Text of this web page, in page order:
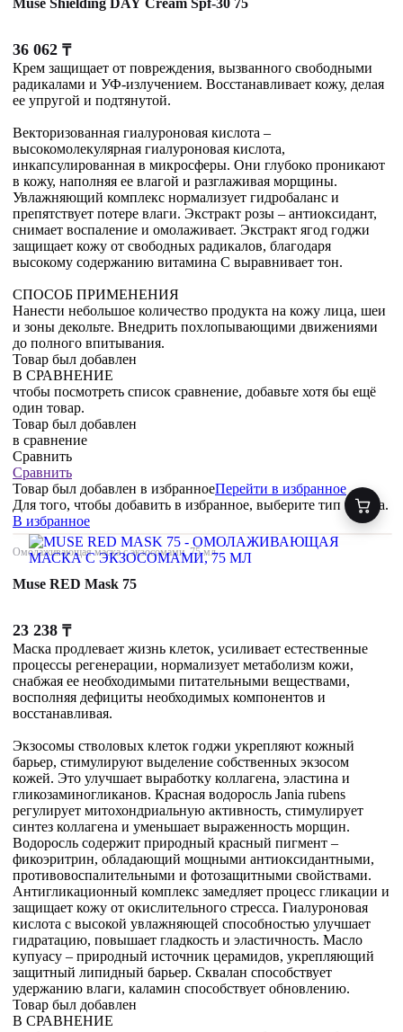
Muse Shielding DAY Cream Spf-30 75
36 062 ₸
Крем защищает от повреждения, вызванного свободными
радикалами и УФ-излучением. Восстанавливает кожу, делая
ее упругой и подтянутой.
Векторизованная гиалуроновая кислота –
высокомолекулярная гиалуроновая кислота,
инкапсулированная в микросферы. Они глубоко проникают
в кожу, наполняя ее влагой и разглаживая морщины.
Увлажняющий комплекс нормализует гидробаланс и
препятствует потере влаги. Экстракт розы – антиоксидант,
снимает воспаление и омолаживает. Экстракт ягод годжи
защищает кожу от свободных радикалов, благодаря
высокому содержанию витамина С выравнивает тон.
СПОСОБ ПРИМЕНЕНИЯ
Нанести небольшое количество продукта на кожу лица, шеи
и зоны декольте. Внедрить похлопывающими движениями
до полного впитывания.
Товар был добавлен
В СРАВНЕНИЕ
чтобы посмотреть список сравнение, добавьте хотя бы ещё
один товар.
Товар был добавлен
в сравнение
Сравнить
Сравнить
Товар был добавлен в избранноеПерейти в избранное
Для того, чтобы добавить в избранное, выберите тип товара.
В избранное
Омолаживающая маска с экзосомами, 75 мл
Muse RED Mask 75
23 238 ₸
Маска продлевает жизнь клеток, усиливает естественные
процессы регенерации, нормализует метаболизм кожи,
снабжая ее необходимыми питательными веществами,
восполняя дефициты необходимых компонентов и
восстанавливая.
Экзосомы стволовых клеток годжи укрепляют кожный
барьер, стимулируют выделение собственных экзосом
кожей. Это улучшает выработку коллагена, эластина и
гликозаминогликанов. Красная водоросль Jania rubens
регулирует митохондриальную активность, стимулирует
синтез коллагена и уменьшает выраженность морщин.
Водоросль содержит природный красный пигмент –
фикоэритрин, обладающий мощными антиоксидантными,
противовоспалительными и фотозащитными свойствами.
Антигликационный комплекс замедляет процесс гликации и
защищает кожу от окислительного стресса. Гиалуроновая
кислота с высокой увлажняющей способностью улучшает
гидратацию, повышает гладкость и эластичность. Масло
купуасу – природный источник церамидов, укрепляющий
защитный липидный барьер. Сквалан способствует
удержанию влаги, каламин способствует обновлению.
Товар был добавлен
В СРАВНЕНИЕ